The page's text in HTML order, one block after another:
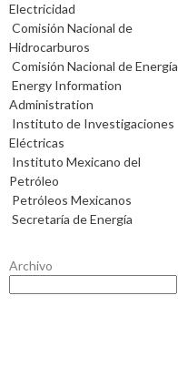
Electricidad
Comisión Nacional de
Hidrocarburos
Comisión Nacional de Energía
Energy Information
Administration
Instituto de Investigaciones
Eléctricas
Instituto Mexicano del
Petróleo
Petróleos Mexicanos
Secretaría de Energía
Archivo